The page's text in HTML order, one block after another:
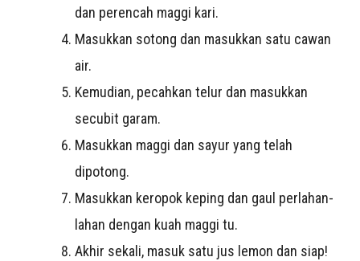
dan perencah maggi kari.
Masukkan sotong dan masukkan satu cawan
air.
Kemudian, pecahkan telur dan masukkan
secubit garam.
Masukkan maggi dan sayur yang telah
dipotong.
Masukkan keropok keping dan gaul perlahan-
lahan dengan kuah maggi tu.
Akhir sekali, masuk satu jus lemon dan siap!